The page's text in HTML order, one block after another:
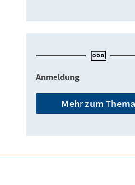
Anmeldung
Mehr zum Thema